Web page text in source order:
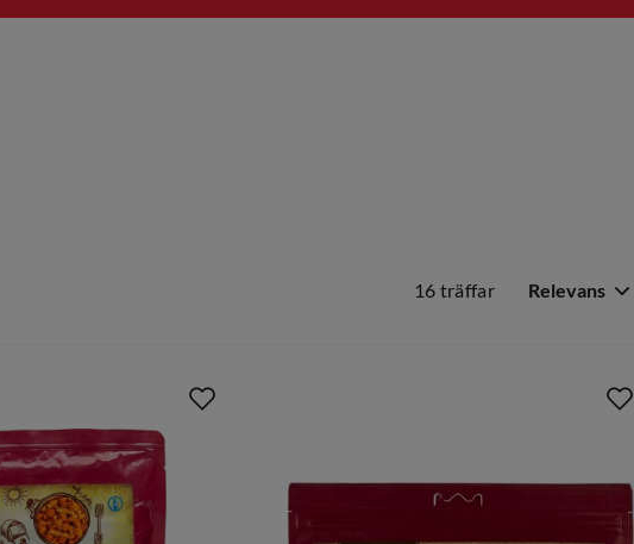
16 träffar Relevans